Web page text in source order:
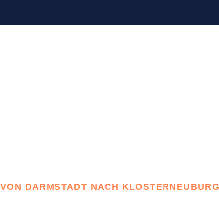
VON DARMSTADT NACH KLOSTERNEUBURG